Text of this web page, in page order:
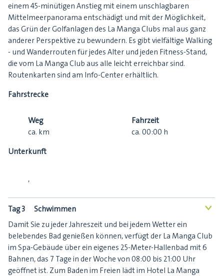
einem 45-minütigen Anstieg mit einem unschlagbaren
Mittelmeerpanorama entschädigt und mit der Möglichkeit,
das Grün der Golfanlagen des La Manga Clubs mal aus ganz
anderer Perspektive zu bewundern. Es gibt vielfältige Walking
- und Wanderrouten für jedes Alter und jeden Fitness-Stand,
die vom La Manga Club aus alle leicht erreichbar sind.
Routenkarten sind am Info-Center erhältlich.
Fahrstrecke
Weg
ca. km
Fahrzeit
ca. 00:00 h
Unterkunft
,
Tag 3 Schwimmen <
Damit Sie zu jeder Jahreszeit und bei jedem Wetter ein
belebendes Bad genießen können, verfügt der La Manga Club
im Spa-Gebäude über ein eigenes 25-Meter-Hallenbad mit 6
Bahnen, das 7 Tage in der Woche von 08:00 bis 21:00 Uhr
geöffnet ist. Zum Baden im Freien lädt im Hotel La Manga